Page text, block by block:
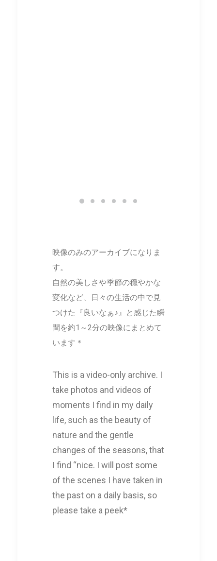
映像のみのアーカイブになりま
す。
自然の美しさや季節の穏やかな
変化など、日々の生活の中で見
つけた『良いなぁ♪』と感じた瞬
間を約1～2分の映像にまとめて
います＊
This is a video-only archive. I
take photos and videos of
moments I find in my daily
life, such as the beauty of
nature and the gentle
changes of the seasons, that
I find “nice. I will post some
of the scenes I have taken in
the past on a daily basis, so
please take a peek*